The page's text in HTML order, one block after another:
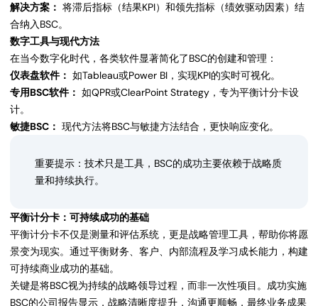
解决方案： 将滞后指标（结果KPI）和领先指标（绩效驱动因素）结
合纳入BSC。
数字工具与现代方法
在当今数字化时代，各类软件显著简化了BSC的创建和管理：
仪表盘软件： 如Tableau或Power BI，实现KPI的实时可视化。
专用BSC软件： 如QPR或ClearPoint Strategy，专为平衡计分卡设
计。
敏捷BSC： 现代方法将BSC与敏捷方法结合，更快响应变化。
重要提示：技术只是工具，BSC的成功主要依赖于战略质
量和持续执行。
平衡计分卡：可持续成功的基础
平衡计分卡不仅是测量和评估系统，更是战略管理工具，帮助你将愿
景变为现实。通过平衡财务、客户、内部流程及学习成长能力，构建
可持续商业成功的基础。
关键是将BSC视为持续的战略领导过程，而非一次性项目。成功实施
BSC的公司报告显示，战略清晰度提升，沟通更顺畅，最终业务成果